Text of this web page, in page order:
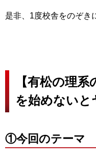
是非、1度校舎をのぞき
【有松の理
を始めないと
①今回のテーマ